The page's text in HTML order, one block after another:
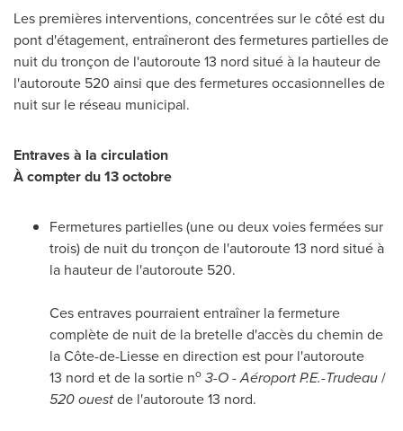
Les premières interventions, concentrées sur le côté est du
pont d'étagement, entraîneront des fermetures partielles de
nuit du tronçon de l'autoroute 13 nord situé à la hauteur de
l'autoroute 520 ainsi que des fermetures occasionnelles de
nuit sur le réseau municipal.
Entraves à la circulation
À compter du 13 octobre
Fermetures partielles (une ou deux voies fermées sur
trois) de nuit du tronçon de l'autoroute 13 nord situé à
la hauteur de l'autoroute 520.
Ces entraves pourraient entraîner la fermeture
complète de nuit de la bretelle d'accès du chemin de
la Côte-de-Liesse en direction est pour l'autoroute
13 nord et de la sortie no 3-O - Aéroport P.E.-Trudeau/
520 ouestde l'autoroute 13 nord.